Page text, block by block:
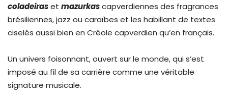
coladeiraset mazurkascapverdiennes des fragrances
brésiliennes, jazz ou caraïbes et les habillant de textes
ciselés aussi bien en Créole capverdien qu’en français.
Un univers foisonnant, ouvert sur le monde, qui s’est
imposé au fil de sa carrière comme une véritable
signature musicale.